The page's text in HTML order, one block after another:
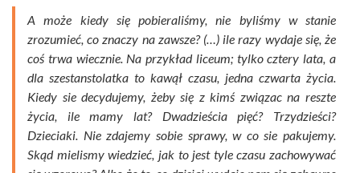
A może kiedy się pobieraliśmy, nie byliśmy w stanie
zrozumieć, co znaczy na zawsze? (…) ile razy wydaje się, że
coś trwa wiecznie. Na przykład liceum; tylko cztery lata, a
dla szestanstolatka to kawął czasu, jedna czwarta życia.
Kiedy sie decydujemy, żeby się z kimś związac na reszte
życia, ile mamy lat? Dwadzieścia pięć? Trzydzieści?
Dzieciaki. Nie zdajemy sobie sprawy, w co sie pakujemy.
Skąd mielismy wiedzieć, jak to jest tyle czasu zachowywać